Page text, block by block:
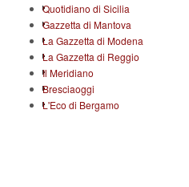
Quotidiano di Sicilia
Gazzetta di Mantova
La Gazzetta di Modena
La Gazzetta di Reggio
Il Meridiano
Bresciaoggi
L'Eco di Bergamo